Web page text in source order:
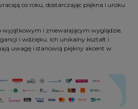
co roku, dostarczając piękna i uroku
wyjątkowym i zniewalającym wyglądzie,
i wdzięku. Ich unikalny kształt i
uwagę i stanowią piękny akcent w